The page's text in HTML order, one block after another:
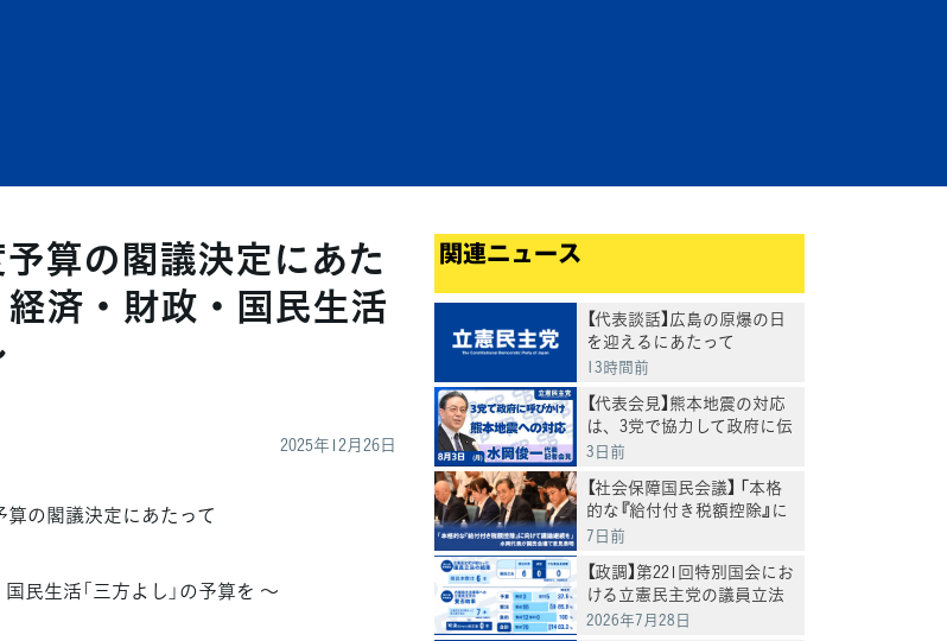
予算の閣議決定にあた
経済・財政・国民生活
2025年12月26日
算の閣議決定にあたって
民生活「三方よし」の予算を ～
関連ニュース
【代表談話】広島の原爆の日
を迎えるにあたって
13時間前
【代表会見】熊本地震の対応
は、3党で協力して政府に伝
えていきたいと水岡代表
3日前
【社会保障国民会議】 「本格
的な『給付付き税額控除』に
向けて議論継続を」 水岡代
7日前
【政調】第221回特別国会にお
ける立憲民主党の議員立法
の結果と内閣提出法案等へ
2026年7月28日